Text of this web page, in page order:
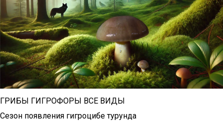
ГРИБЫ ГИГРОФОРЫ ВСЕ ВИДЫ
Сезон появления гигроцибе турунда